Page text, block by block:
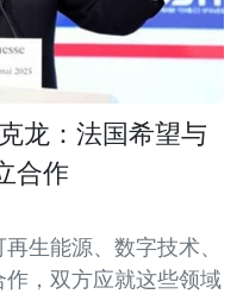
龙：法国希望与
合作
生能源、数字技术、
，双方应就这些领域